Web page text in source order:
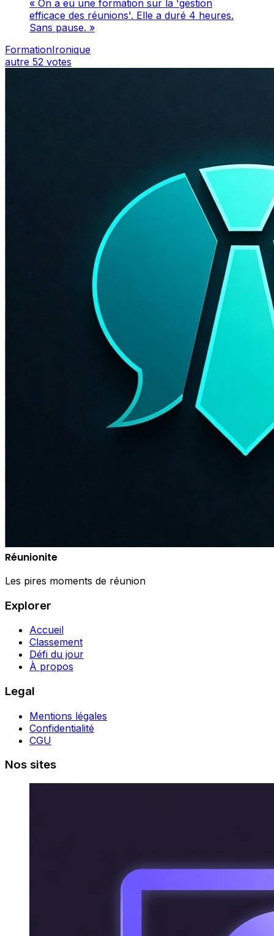
« On a eu une formation sur la 'gestion
efficace des réunions'. Elle a duré 4 heures.
Sans pause. »
FormationIronique
autre 52 votes
Réunionite
Les pires moments de réunion
Explorer
Accueil
Classement
Défi du jour
À propos
Legal
Mentions légales
Confidentialité
CGU
Nos sites